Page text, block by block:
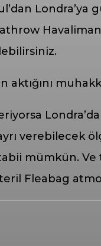
aktığını
verebilecek
mümkün.
Fleabag